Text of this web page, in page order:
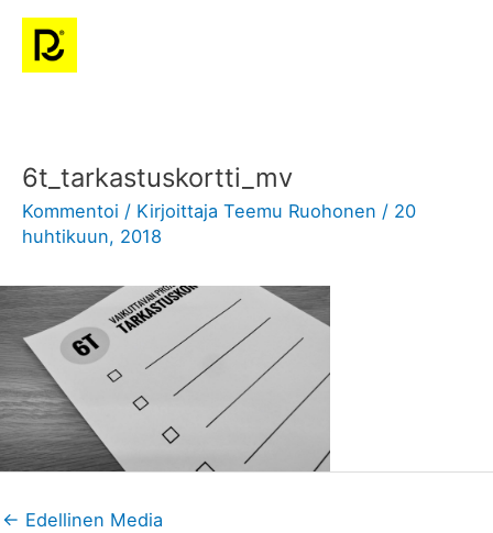
Siirry
sisältöön
6t_tarkastuskortti_mv
Kommentoi / Kirjoittaja Teemu Ruohonen / 20
huhtikuun, 2018
← Edellinen Media